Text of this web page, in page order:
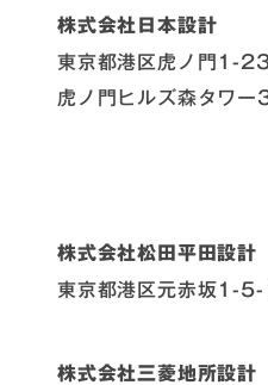
株式会社日本設計
東京都港区虎ノ門1-
虎ノ門ヒルズ森タワー
株式会社松田平田設計
東京都港区元赤坂1-
株式会社三菱地所設計